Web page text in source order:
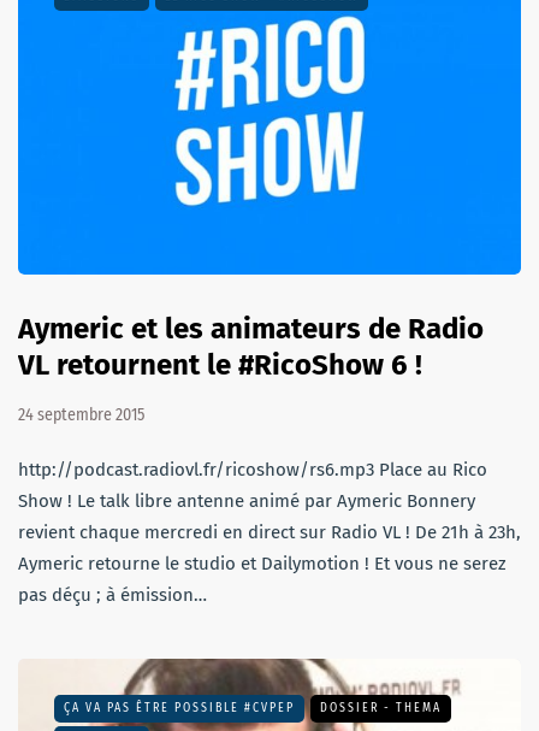
Aymeric et les animateurs de Radio
VL retournent le #RicoShow 6 !
24 septembre 2015
http://podcast.radiovl.fr/ricoshow/rs6.mp3 Place au Rico
Show ! Le talk libre antenne animé par Aymeric Bonnery
revient chaque mercredi en direct sur Radio VL ! De 21h à 23h,
Aymeric retourne le studio et Dailymotion ! Et vous ne serez
pas déçu ; à émission…
ÇA VA PAS ÊTRE POSSIBLE #CVPEP DOSSIER - THEMA